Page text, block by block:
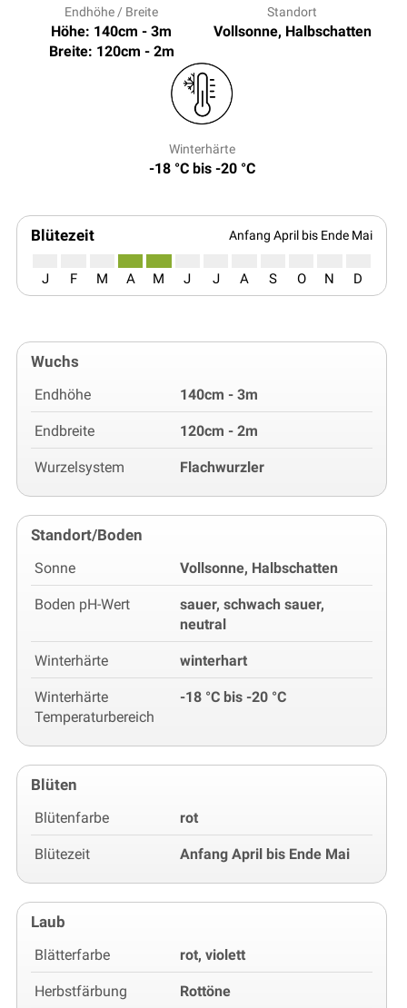
Endhöhe / Breite
Höhe: 140cm - 3m
Breite: 120cm - 2m
Standort
Vollsonne, Halbschatten
Winterhärte
-18 °C bis -20 °C
Blütezeit Anfang April bis Ende Mai
J F M A M J J A S O N D
Wuchs
Endhöhe 140cm - 3m
Endbreite 120cm - 2m
Wurzelsystem Flachwurzler
Standort/Boden
Sonne Vollsonne, Halbschatten
Boden pH-Wert
sauer, schwach sauer,
neutral
Winterhärte winterhart
Winterhärte
Temperaturbereich
-18 °C bis -20 °C
Blüten
Blütenfarbe rot
Blütezeit Anfang April bis Ende Mai
Laub
Blätterfarbe rot, violett
Herbstfärbung Rottöne